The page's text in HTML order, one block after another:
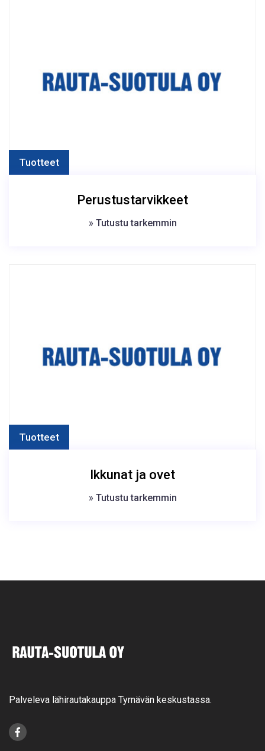
Tuotteet
Perustustarvikkeet
» Tutustu tarkemmin
Tuotteet
Ikkunat ja ovet
» Tutustu tarkemmin
Palveleva lähirautakauppa Tyrnävän keskustassa.